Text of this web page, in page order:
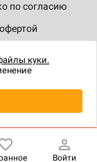
по согласию
Войти
куки.